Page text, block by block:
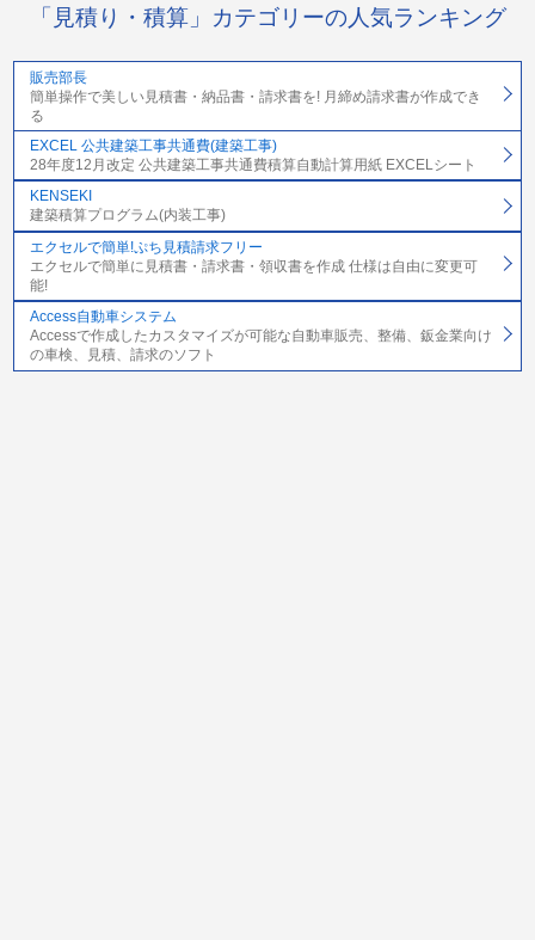
「見積り・積算」カテゴリーの人気ランキング
販売部長
簡単操作で美しい見積書・納品書・請求書を! 月締め請求書が作成でき
る
EXCEL 公共建築工事共通費(建築工事)
28年度12月改定 公共建築工事共通費積算自動計算用紙 EXCELシート
KENSEKI
建築積算プログラム(内装工事)
エクセルで簡単!ぷち見積請求フリー
エクセルで簡単に見積書・請求書・領収書を作成 仕様は自由に変更可
能!
Access自動車システム
Accessで作成したカスタマイズが可能な自動車販売、整備、鈑金業向け
の車検、見積、請求のソフト